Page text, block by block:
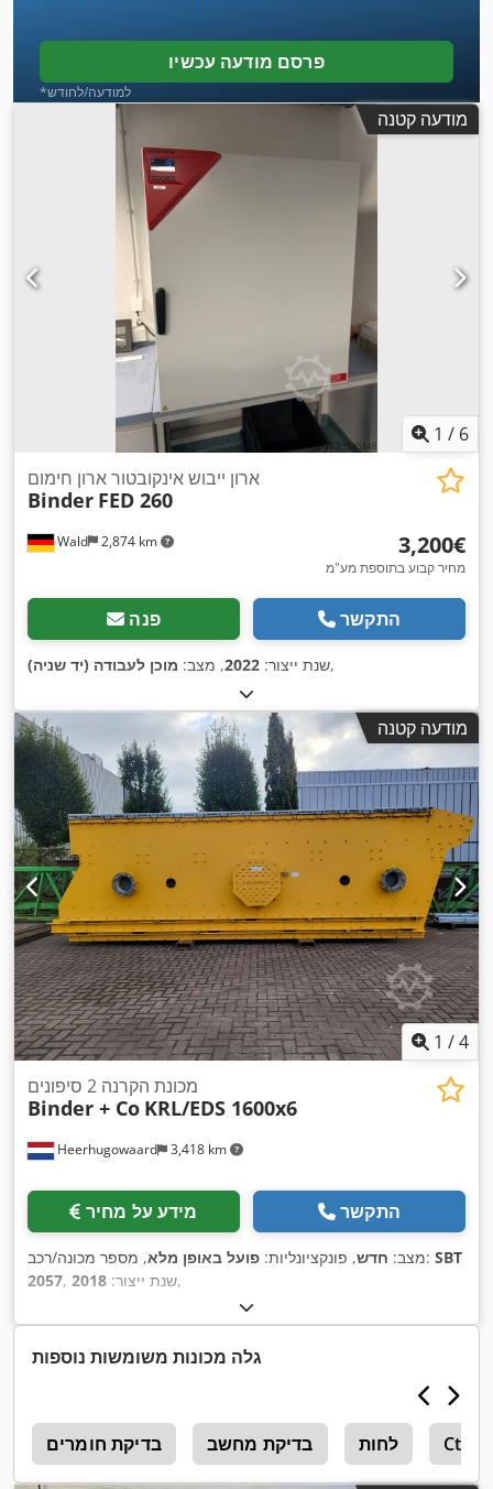
פרסם מודעה עכשיו
*למודעה/לחודש
מודעה קטנה
1 / 6
Wald 2,874 km
ארון ייבוש אינקובטור ארון חימום
Binder FED 260
‏3,200 ‏€
מחיר קבוע בתוספת מע"מ
פנה התקשר
שנת ייצור: 2022, מצב: מוכן לעבודה (יד שניה) ,
מודעה קטנה
1 /4
Heerhugowaard 3,418 km
מכונת הקרנה 2 סיפונים
Binder + Co KRL/EDS 1600x6
מידע על מחיר התקשר
מצב: חדש, פונקציונליות: פועל באופן מלא , מספר מכונה/רכב: SBT
2057
, שנת ייצור: 2018 ,
גלה מכונות משומשות נוספות
בדיקת חומרים בדיקת מחשב לחות Cts